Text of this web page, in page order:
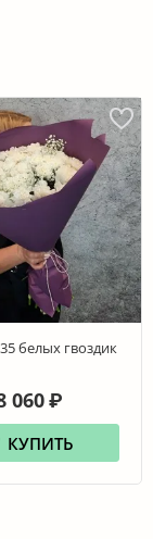
белых гвоздик
060 ₽
КУПИТЬ